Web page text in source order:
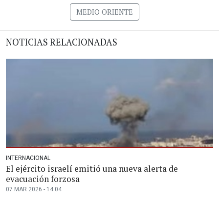
MEDIO ORIENTE
NOTICIAS RELACIONADAS
INTERNACIONAL
El ejército israelí emitió una nueva alerta de
evacuación forzosa
07 MAR 2026 - 14:04